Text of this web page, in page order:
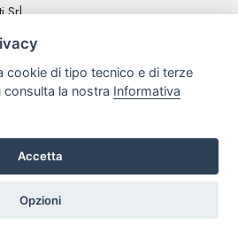
Srl
Email: info@legalaiditalia.it
CONTATTI
cookie di tipo tecnico e di terze
consulta la nostra Informativa
Accetta
Opzioni